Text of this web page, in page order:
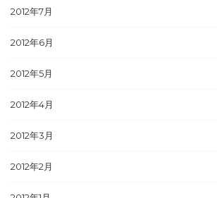
2012年7月
2012年6月
2012年5月
2012年4月
2012年3月
2012年2月